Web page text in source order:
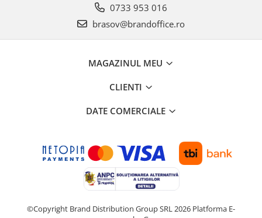
0733 953 016
brasov@brandoffice.ro
MAGAZINUL MEU
CLIENTI
DATE COMERCIALE
©Copyright Brand Distribution Group SRL 2026 Platforma E-